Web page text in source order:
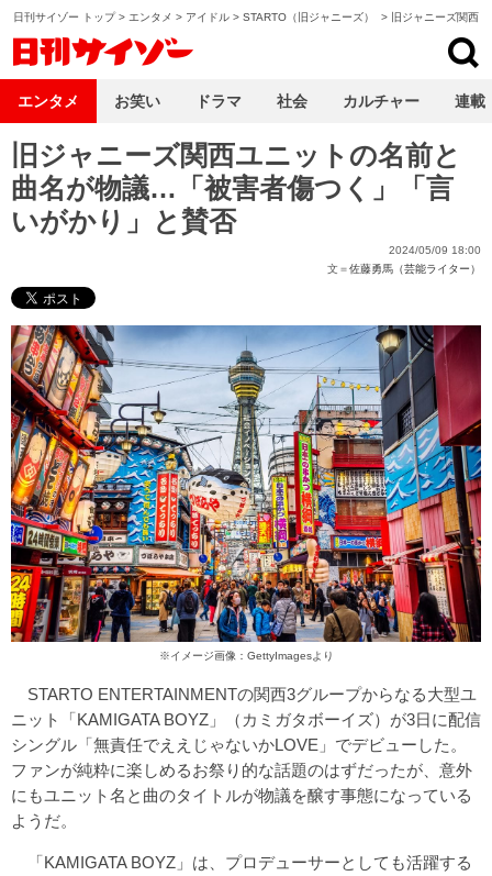
日刊サイゾー トップ> エンタメ > アイドル > STARTO（旧ジャニーズ） > 旧ジャニーズ関西
旧ジャニーズ関西ユニットの名前と
曲名が物議…「被害者傷つく」「言
いがかり」と賛否
2024/05/09 18:00
文＝佐藤勇馬（芸能ライター）
※イメージ画像：GettyImagesより
STARTO ENTERTAINMENTの関西3グループからなる大型ユ
ニット「KAMIGATA BOYZ」（カミガタボーイズ）が3日に配信
シングル「無責任でええじゃないかLOVE」でデビューした。
ファンが純粋に楽しめるお祭り的な話題のはずだったが、意外
にもユニット名と曲のタイトルが物議を醸す事態になっている
ようだ。
「KAMIGATA BOYZ」は、プロデューサーとしても活躍する
エンタメ お笑い ドラマ 社会 カルチャー 連載